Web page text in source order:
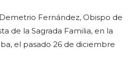
Fernández, Obispo de
de la Sagrada Familia, en la
el pasado 26 de diciembre